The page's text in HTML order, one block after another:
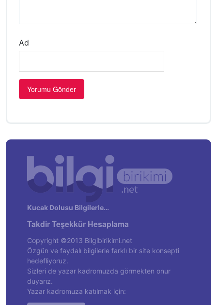
Ad
Kucak Dolusu Bilgilerle…
Takdir Teşekkür Hesaplama
Copyright ©2013 Bilgibirikimi.net
Özgün ve faydalı bilgilerle farklı bir site konsepti
hedefliyoruz.
Sizleri de yazar kadromuzda görmekten onur
duyarız.
Yazar kadromuza katılmak için: